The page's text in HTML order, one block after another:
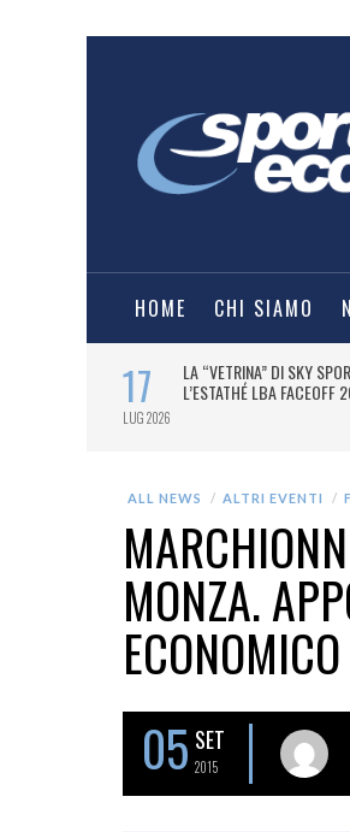
HOME CHI SIAMO
17
LUG 2026
LA “VETRINA” DI SKY
L’ESTATHÉ LBA FACEOFF
ALL NEWS ALTRI EVENTI
MONZA.
ECONOMICO
05 SET
2015